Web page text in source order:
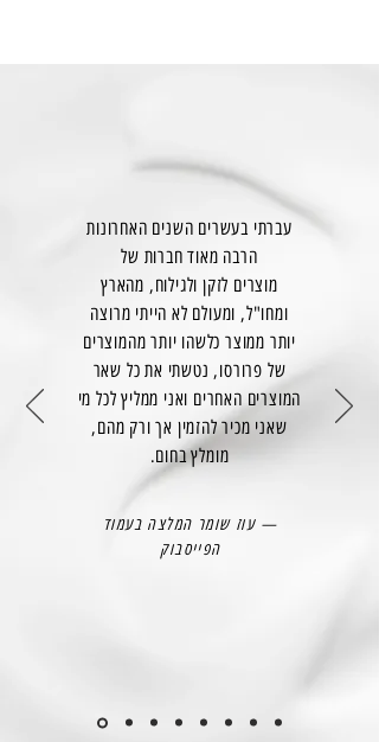
עברתי בעשרים השנים האחרונות
הרבה מאוד חברות של
מוצרים לזקן ולגילוח, מהארץ
ומחו"ל, ומעולם לא הייתי מרוצה
יותר ממוצר כלשהו יותר מהמוצרים
של פרורסו, נטשתי את כל שאר
המוצרים האחרים ואני ממליץ לכל מי
שאני מכיר להזמין אך ורק מהם,
מומלץ בחום.
— עוז שומר המלצה בעמוד
הפייסבוק